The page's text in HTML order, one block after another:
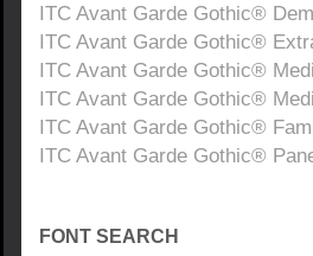
ITC Avant Garde Gothic®
ITC Avant Garde Gothic®
ITC Avant Garde Gothic®
ITC Avant Garde Gothic®
ITC Avant Garde Gothic®
ITC Avant Garde Gothic®
FONT SEARCH